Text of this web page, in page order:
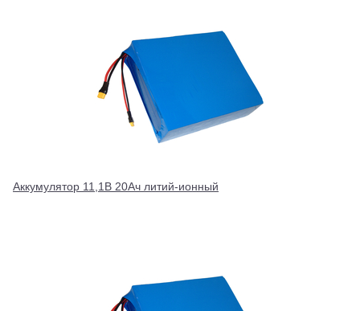
Аккумулятор 11,1В 20Ач литий-ионный